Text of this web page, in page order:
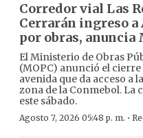
Corredor vial Las
Cerrarán ingreso a
por obras, anuncia
El Ministerio de Obras
(MOPC) anunció el
avenida que da acceso a
zona de la Conmebol. La
este sábado.
Agosto 7, 2026 05:48 p. m. ·